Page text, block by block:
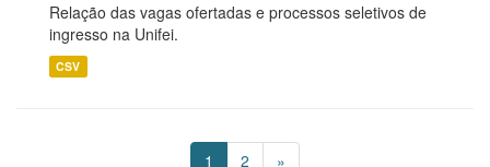
Relação das vagas ofertadas e processos seletivos de
ingresso na Unifei.
CSV
1 2 »